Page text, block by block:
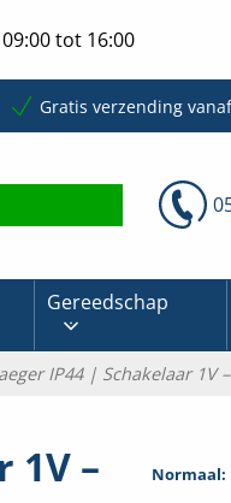
tot 16:00
Gratis verzending
Gereedschap
IP44 | Schakelaar 1V
1V –
Normaal: